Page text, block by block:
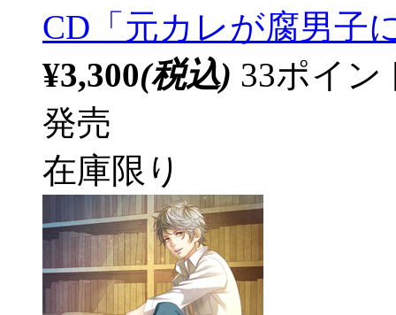
CD「元カレが腐男子
¥3,300(税込) 33ポイ
発売
在庫限り